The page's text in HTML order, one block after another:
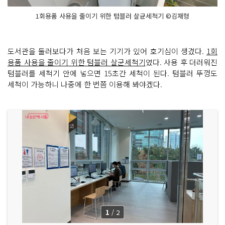
1회용품 사용을 줄이기 위한 텀블러 살균세척기 ©김재형
도서관을 둘러보다가 처음 보는 기기가 있어 호기심이 생겼다. 1회
용품 사용을 줄이기 위한 텀블러 살균세척기였다. 사용 후 더러워진
텀블러를 세척기 안에 넣으면 15초간 세척이 된다. 텀블러 뚜껑도
세척이 가능하니 나중에 한 번쯤 이용해 봐야겠다.
1 / 2